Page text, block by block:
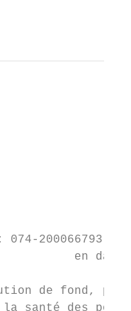
: 074-200066793-
en
de fond,
santé des